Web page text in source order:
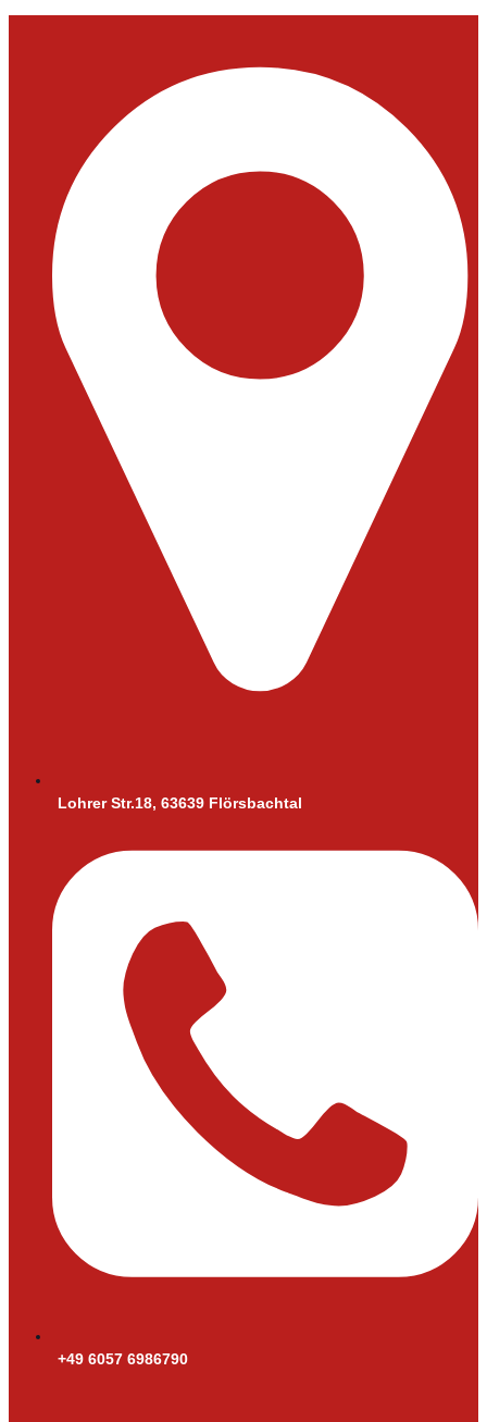
Lohrer Str.18, 63639 Flörsbachtal
+49 6057 6986790